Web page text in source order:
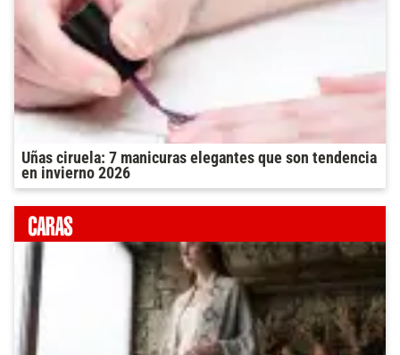
Uñas ciruela: 7 manicuras elegantes que son tendencia
en invierno 2026